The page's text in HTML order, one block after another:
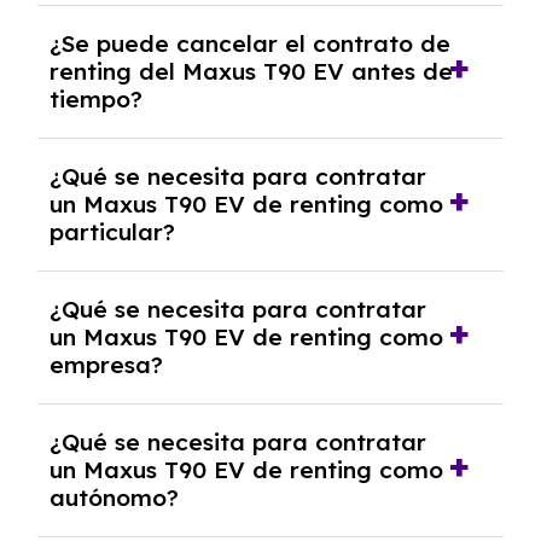
tendrás que pagar ningún tipo de entrada
salvo en casos que lo exija el proveedor
debido al resultado del estudio de viabilidad
económica.
¿Se puede cancelar el contrato de
renting del Maxus T90 EV antes de
tiempo?
pero puede haber penalizaciones por
cancelación anticipada. Es importante revisar
las condiciones del contrato y hablar con un
experto que te asesore.
¿Qué se necesita para contratar
un Maxus T90 EV de renting como
particular?
y, en algunos casos, una consulta de solvencia
crediticia y un pago inicial.
¿Qué se necesita para contratar
un Maxus T90 EV de renting como
empresa?
documentación financiera y, en algunos
casos, un informe de solvencia de la empresa
y un pago inicial.
¿Qué se necesita para contratar
un Maxus T90 EV de renting como
autónomo?